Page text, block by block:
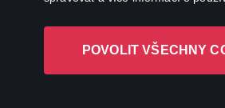
POVOLIT VŠECHNY